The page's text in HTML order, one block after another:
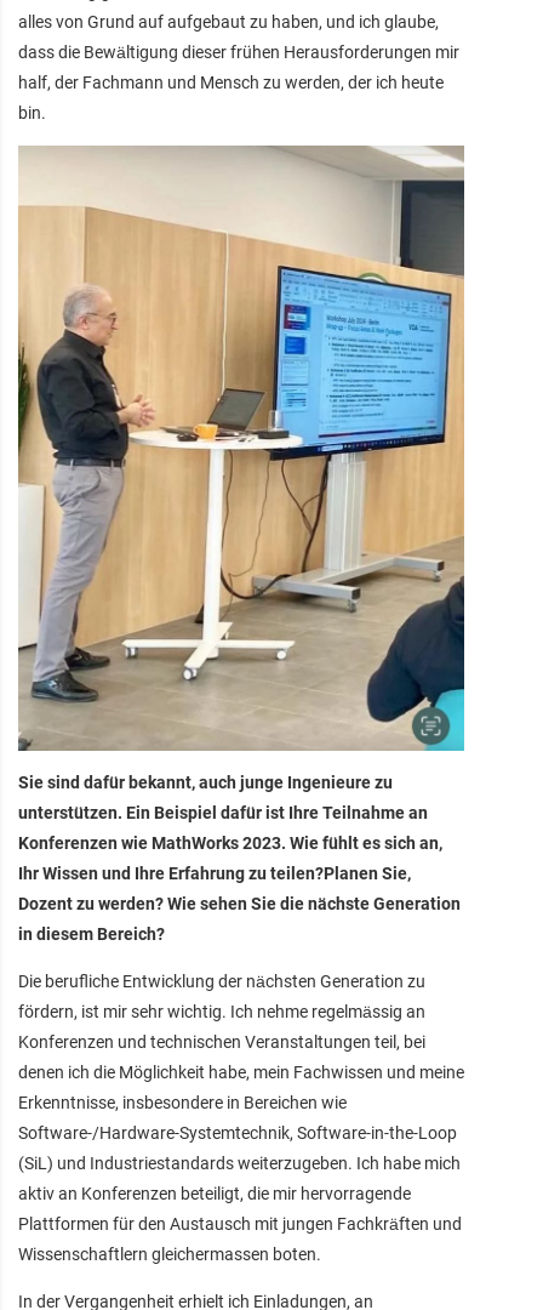
alles von Grund auf aufgebaut zu haben, und ich glaube,
dass die Bewältigung dieser frühen Herausforderungen mir
half, der Fachmann und Mensch zu werden, der ich heute
bin.
Sie sind dafür bekannt, auch junge Ingenieure zu
unterstützen. Ein Beispiel dafür ist Ihre Teilnahme an
Konferenzen wie MathWorks 2023. Wie fühlt es sich an,
Ihr Wissen und Ihre Erfahrung zu teilen?Planen Sie,
Dozent zu werden? Wie sehen Sie die nächste Generation
in diesem Bereich?
Die berufliche Entwicklung der nächsten Generation zu
fördern, ist mir sehr wichtig. Ich nehme regelmässig an
Konferenzen und technischen Veranstaltungen teil, bei
denen ich die Möglichkeit habe, mein Fachwissen und meine
Erkenntnisse, insbesondere in Bereichen wie
Software-/Hardware-Systemtechnik, Software-in-the-Loop
(SiL) und Industriestandards weiterzugeben. Ich habe mich
aktiv an Konferenzen beteiligt, die mir hervorragende
Plattformen für den Austausch mit jungen Fachkräften und
Wissenschaftlern gleichermassen boten.
In der Vergangenheit erhielt ich Einladungen, an